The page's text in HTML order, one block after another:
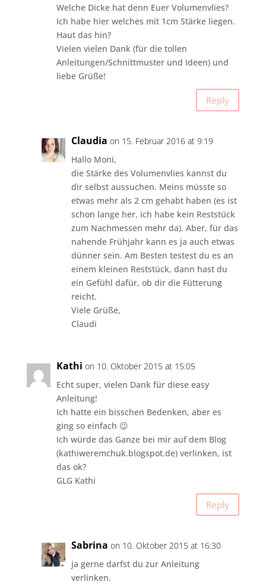
Welche Dicke hat denn Euer Volumenvlies?
Ich habe hier welches mit 1cm Stärke liegen.
Haut das hin?
Vielen vielen Dank (für die tollen
Anleitungen/Schnittmuster und Ideen) und
liebe Grüße!
Reply
Claudia on 15. Februar 2016 at 9:19
Hallo Moni,
die Stärke des Volumenvlies kannst du
dir selbst aussuchen. Meins müsste so
etwas mehr als 2 cm gehabt haben (es ist
schon lange her, ich habe kein Reststück
zum Nachmessen mehr da). Aber, für das
nahende Frühjahr kann es ja auch etwas
dünner sein. Am Besten testest du es an
einem kleinen Reststück, dann hast du
ein Gefühl dafür, ob dir die Fütterung
reicht.
Viele Grüße,
Claudi
Kathi on 10. Oktober 2015 at 15:05
Echt super, vielen Dank für diese easy
Anleitung!
Ich hatte ein bisschen Bedenken, aber es
ging so einfach 😉
Ich würde das Ganze bei mir auf dem Blog
(kathiweremchuk.blogspot.de) verlinken, ist
das ok?
GLG Kathi
Reply
Sabrina on 10. Oktober 2015 at 16:30
ja gerne darfst du zur Anleitung
verlinken.